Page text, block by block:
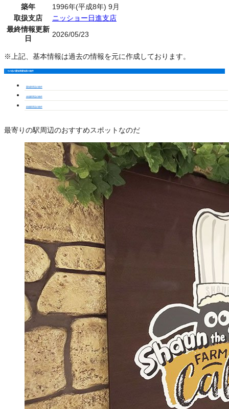
築年
1996年(平成8年) 9月
取扱支店
ニッショー日進支店
最終情報更新
日
2026/05/23
※上記、基本情報は過去の情報を元に作成しております。
その他の愛知県愛知郡の物件
愛知郡周辺の物件
赤池駅周辺の物件
前後駅周辺の物件
最寄りの駅周辺のおすすめスポットなのだ